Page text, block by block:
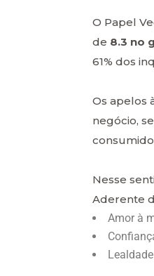
O Papel
de 8.3 no
61% dos
Os apelos
negócio,
Nesse
Aderente
Amor à